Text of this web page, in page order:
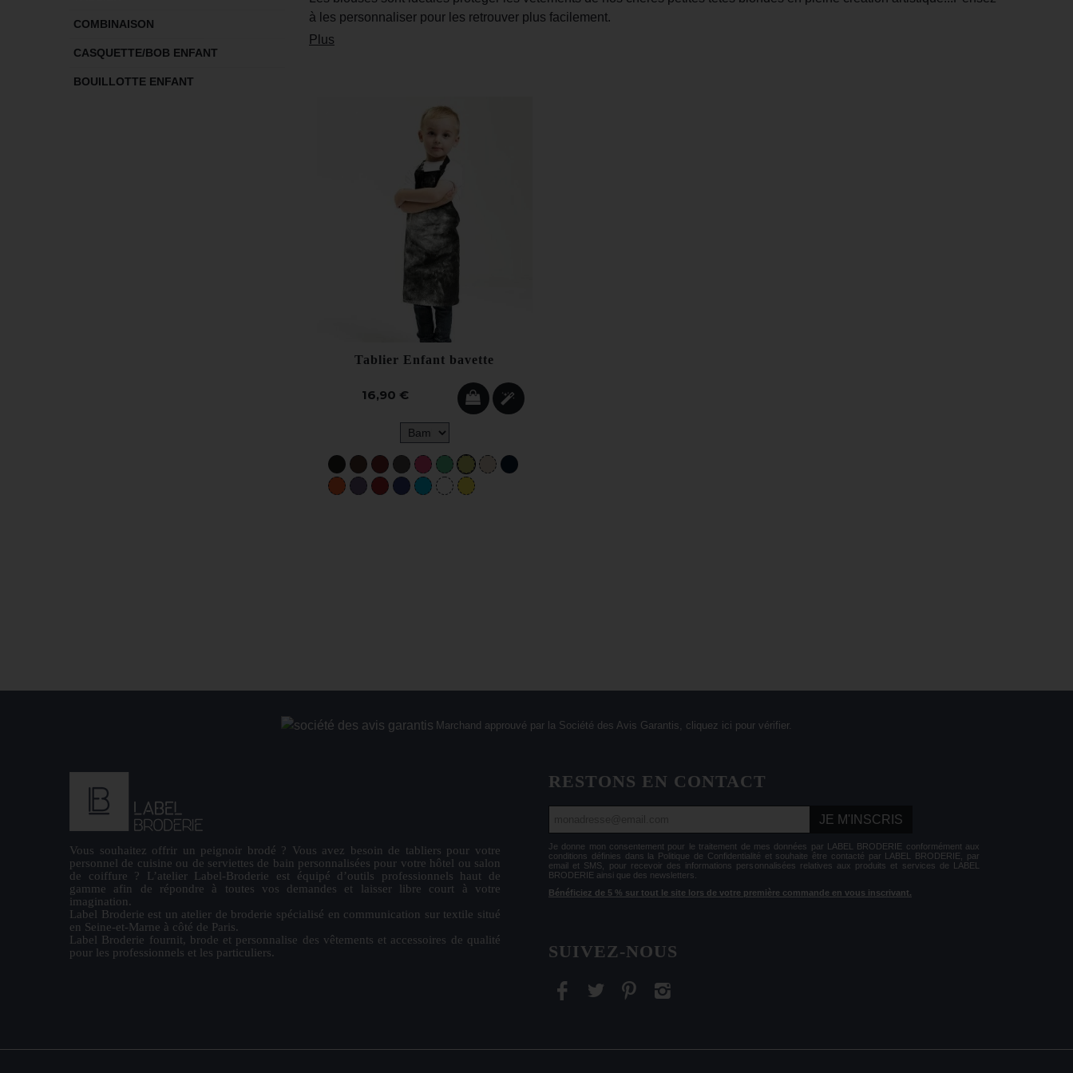
COMBINAISON
CASQUETTE/BOB ENFANT
BOUILLOTTE ENFANT
à les personnaliser pour les retrouver plus facilement.
Plus
Tablier Enfant bavette
16,90 €
Marchand approuvé par la Société des Avis Garantis, cliquez ici pour vérifier.
Vous souhaitez offrir un peignoir brodé ? Vous avez besoin de tabliers pour votre
personnel de cuisine ou de serviettes de bain personnalisées pour votre hôtel ou salon
de coiffure ? L’atelier Label-Broderie est équipé d’outils professionnels haut de
gamme afin de répondre à toutes vos demandes et laisser libre court à votre
imagination.
Label Broderie est un atelier de broderie spécialisé en communication sur textile situé
en Seine-et-Marne à côté de Paris.
Label Broderie fournit, brode et personnalise des vêtements et accessoires de qualité
pour les professionnels et les particuliers.
RESTONS EN CONTACT
JE M'INSCRIS
Je donne mon consentement pour le traitement de mes données par LABEL BRODERIE conformément aux
conditions définies dans la Politique de Confidentialité et souhaite être contacté par LABEL BRODERIE, par
email et SMS, pour recevoir des informations personnalisées relatives aux produits et services de LABEL
BRODERIE ainsi que des newsletters.
Bénéficiez de 5 % sur tout le site lors de votre première commande en vous inscrivant.
SUIVEZ-NOUS